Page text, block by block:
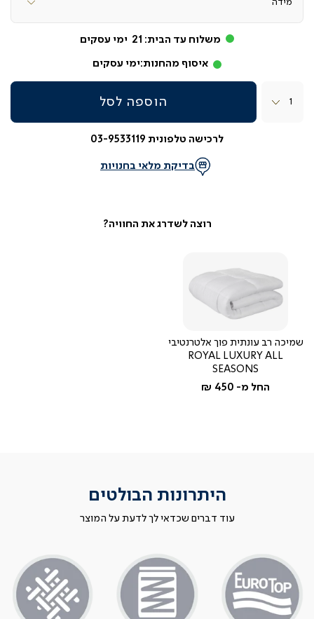
משלוח עד הבית: 21 ימי עסקים
איסוף מהחנות:ימי עסקים
הוספה לסל
לרכישה טלפונית 03-9533119
בדיקת מלאי בחנויות
שמיכה רב עונתית פוך אלטרנטיבי
ROYAL LUXURY ALL
SEASONS
החל מ- 450 ₪
היתרונות הבולטים
עוד דברים שכדאי לך לדעת על המוצר